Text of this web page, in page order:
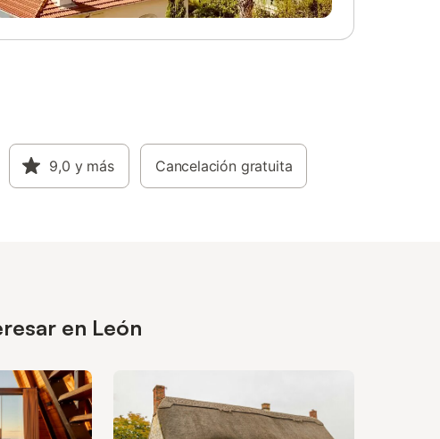
9,0 y más Cancelación gratuita
en León